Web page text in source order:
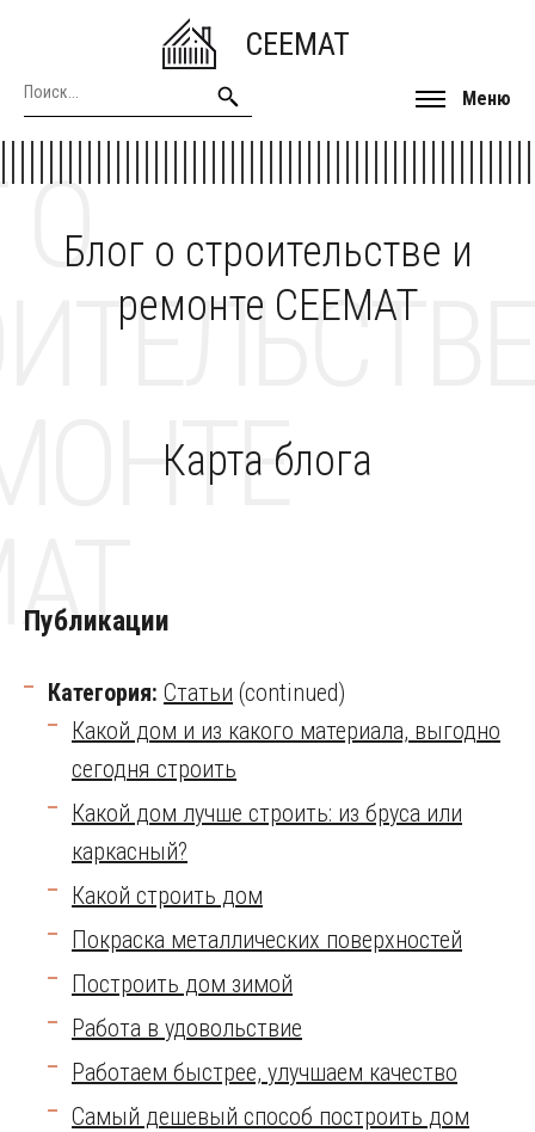
CEEMAT
Меню
Блог о строительстве и
ремонте CEEMAT
О
Карта блога
Публикации
Категория: Статьи (continued)
Какой дом и из какого материала, выгодно
сегодня строить
Какой дом лучше строить: из бруса или
каркасный?
Какой строить дом
Покраска металлических поверхностей
Построить дом зимой
Работа в удовольствие
Работаем быстрее, улучшаем качество
Самый дешевый способ построить дом